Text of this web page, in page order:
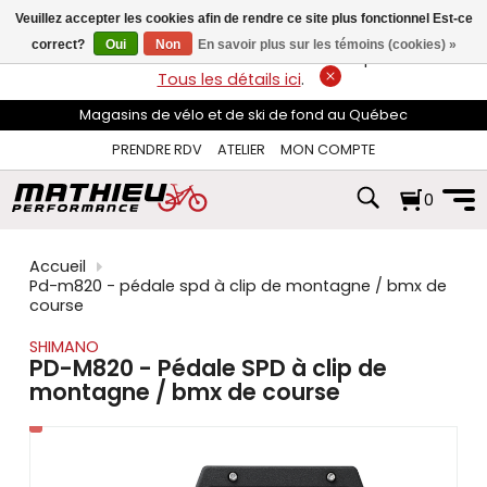
flèches
haut
et
pour
sélectionner
disponible.
Appuyez
pour
accéder
au
de
recherche
sélectionné.
Les
LIVRAISON GRATUITEsur les commandes de plus de 74$*.
Tous les détails ici.
Magasins de vélo et de ski de fond au Québec
PRENDRE RDV
ATELIER MON COMPTE
0
Accueil
Pd-m820 - pédale spd à clip de montagne / bmx de
course
SHIMANO
PD-M820 - Pédale SPD à clip de
montagne / bmx de course
Veuillez accepter les cookies afin de rendre ce site plus fonctionnel Est-ce
correct?
Oui Non En savoir plus sur les témoins (cookies) »